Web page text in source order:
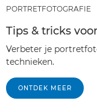
PORTRETFOTOGRAFIE
Tips & tricks
Verbeter je
technieken.
ONTDEK MEER